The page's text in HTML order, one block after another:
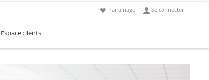
Parrainage Se connecter
Espace clients